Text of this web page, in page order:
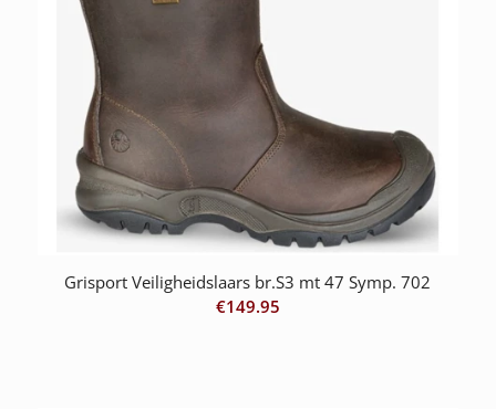
Grisport Veiligheidslaars br.S3 mt 47 Symp. 702
€149.95